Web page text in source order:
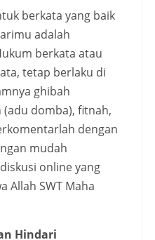
berkata yang baik
adalah
berkata atau
tetap berlaku di
ghibah
domba), fitnah,
dengan
mudah
online yang
Allah SWT Maha
Hindari